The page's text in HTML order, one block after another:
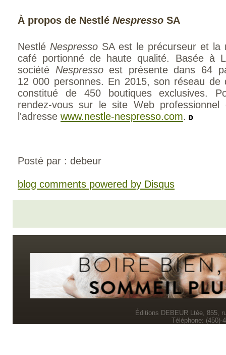
À propos de Nestlé Nespresso SA
Nestlé Nespresso SA est le précurseur et la
café portionné de haute qualité. Basée à
société Nespressoest présente dans 64
12 000 personnes. En 2015, son réseau de
constitué de 450 boutiques exclusives.
rendez-vous sur le site Web
l'adresse www.nestle-nespresso.com.
Posté par : debeur
blog comments powered by Disqus
Éditions DEBEUR Ltée, 855,
Téléphone: (450)-